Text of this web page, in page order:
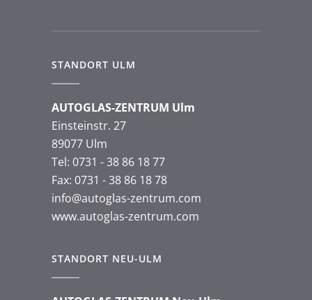
STANDORT ULM
AUTOGLAS-ZENTRUM Ulm
Einsteinstr. 27
89077 Ulm
Tel: 0731 - 38 86 18 77
Fax: 0731 - 38 86 18 78
info@autoglas-zentrum.com
www.autoglas-zentrum.com
STANDORT NEU-ULM